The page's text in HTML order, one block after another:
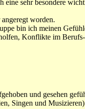
sehr besondere
worden.
bin ich meinen
Konflikte im Berufs-
und gesehen
Singen und